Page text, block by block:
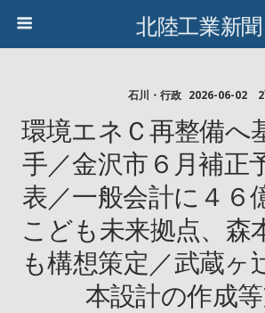
北陸工業新聞
石川・行政 2026-06-02 2
環境エネＣ再整備へ
手／金沢市６月補正
表／一般会計に４６
こども未来拠点、森
も構想策定／武蔵ヶ
本設計の作成